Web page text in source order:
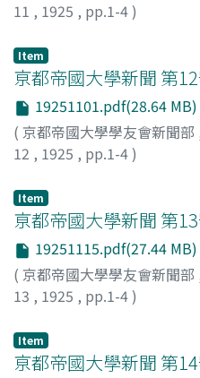
11 , 1925 , pp.1-4)
Item
亰都帝國大學新聞 第
19251101.pdf(28.64 MB)
( 京都帝國大學學友會新聞部
12 , 1925 , pp.1-4)
Item
亰都帝國大學新聞 第
19251115.pdf(27.44 MB)
( 京都帝國大學學友會新聞部
13 , 1925 , pp.1-4)
Item
亰都帝國大學新聞 第